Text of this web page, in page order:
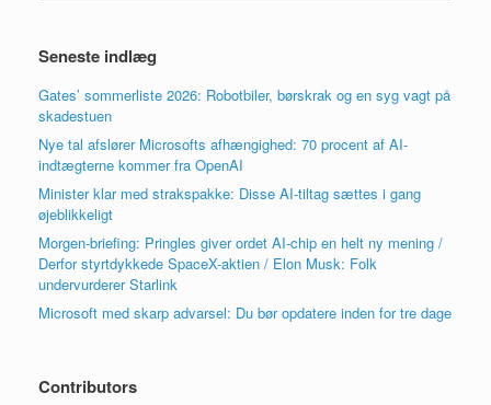
Seneste indlæg
Gates’ sommerliste 2026: Robotbiler, børskrak og en syg vagt på
skadestuen
Nye tal afslører Microsofts afhængighed: 70 procent af AI-
indtægterne kommer fra OpenAI
Minister klar med strakspakke: Disse AI-tiltag sættes i gang
øjeblikkeligt
Morgen-briefing: Pringles giver ordet AI-chip en helt ny mening /
Derfor styrtdykkede SpaceX-aktien / Elon Musk: Folk
undervurderer Starlink
Microsoft med skarp advarsel: Du bør opdatere inden for tre dage
Contributors